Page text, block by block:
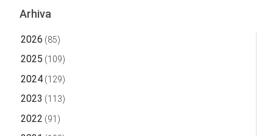
Arhiva
2026 (85)
2025 (109)
2024(129)
2023 (113)
2022 (91)